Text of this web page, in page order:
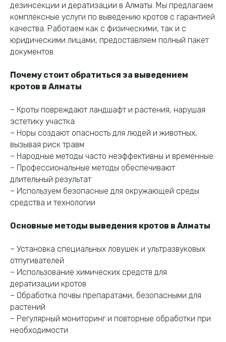
дезинсекции и дератизации в Алматы. Мы предлагаем
комплексные услуги по выведению кротов с гарантией
качества. Работаем как с физическими, так и с
юридическими лицами, предоставляем полный пакет
документов.
Почему стоит обратиться за выведением
кротов в Алматы
– Кроты повреждают ландшафт и растения, нарушая
эстетику участка
– Норы создают опасность для людей и животных,
вызывая риск травм
– Народные методы часто неэффективны и временные
– Профессиональные методы обеспечивают
длительный результат
– Используем безопасные для окружающей среды
средства и технологии
Основные методы выведения кротов в Алматы
– Установка специальных ловушек и ультразвуковых
отпугивателей
– Использование химических средств для
дератизации кротов
– Обработка почвы препаратами, безопасными для
растений
– Регулярный мониторинг и повторные обработки при
необходимости
Дезинфекция
в Астане
дезинфекцию прямо
специалиста,
обработка с гарантией
результата.
Свяжитесь с нами по телефону или в WhatsApp